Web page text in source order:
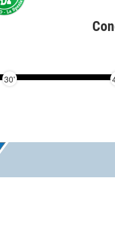
30'